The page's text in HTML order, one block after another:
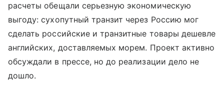
расчеты обещали серьезную экономическую
выгоду: сухопутный транзит через Россию мог
сделать российские и транзитные товары дешевле
английских, доставляемых морем. Проект активно
обсуждали в прессе, но до реализации дело не
дошло.